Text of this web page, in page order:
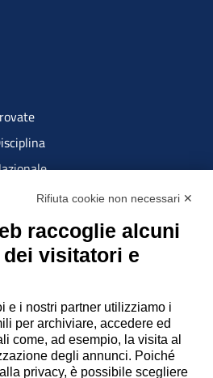
Rifiuta cookie non necessari ✕
raccoglie alcuni
visitatori e
e i nostri partner utilizziamo i
per archiviare, accedere ed
come, ad esempio, la visita al
degli annunci. Poiché
privacy, è possibile scegliere